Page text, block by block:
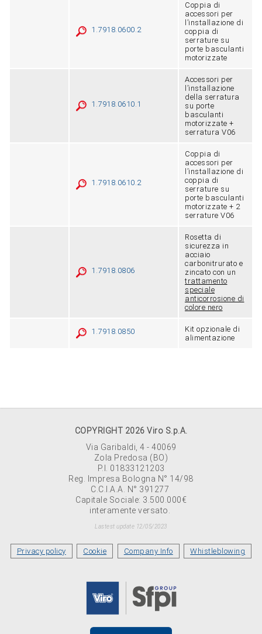
1.7918.0600.2
Coppia di
accessori per
l’installazione di
coppia di
serrature su
porte basculanti
motorizzate
1.7918.0610.1
Accessori per
l’installazione
della serratura
su porte
basculanti
motorizzate +
serratura V06
1.7918.0610.2
Coppia di
accessori per
l’installazione di
coppia di
serrature su
porte basculanti
motorizzate + 2
serrature V06
1.7918.0806
Rosetta di
sicurezza in
acciaio
carbonitrurato e
zincato con un
trattamento
speciale
anticorrosione di
colore nero
1.7918.0850
Kit opzionale di
alimentazione
COPYRIGHT 2026 Viro S.p.A.
Via Garibaldi, 4 - 40069
Zola Predosa (BO)
P.I. 01833121203
Reg. Impresa Bologna N° 14/98
C.C.I.A.A. N° 391277
Capitale Sociale: 3.500.000€
interamente versato.
Lastest update 12/05/2023
Privacy policy Cookie Company Info Whistleblowing